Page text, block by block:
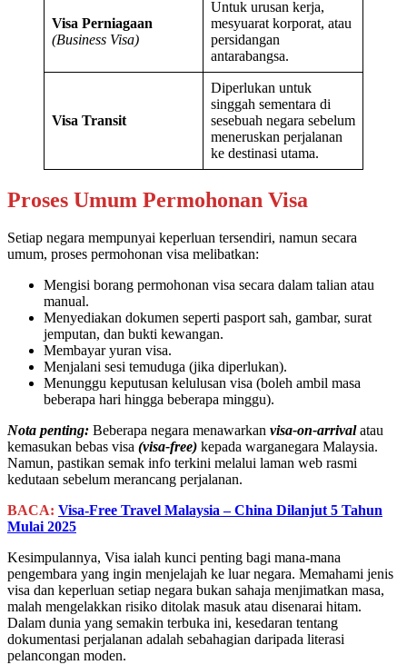
Visa Perniagaan
(Business Visa)
Untuk urusan kerja,
mesyuarat korporat, atau
persidangan
antarabangsa.
Visa Transit
Diperlukan untuk
singgah sementara di
sesebuah negara sebelum
meneruskan perjalanan
ke destinasi utama.
Proses Umum Permohonan Visa
Setiap negara mempunyai keperluan tersendiri, namun secara
umum, proses permohonan visa melibatkan:
Mengisi borang permohonan visa secara dalam talian atau
manual.
Menyediakan dokumen seperti pasport sah, gambar, surat
jemputan, dan bukti kewangan.
Membayar yuran visa.
Menjalani sesi temuduga (jika diperlukan).
Menunggu keputusan kelulusan visa (boleh ambil masa
beberapa hari hingga beberapa minggu).
Nota penting: Beberapa negara menawarkan visa-on-arrivalatau
kemasukan bebas visa (visa-free) kepada warganegara Malaysia.
Namun, pastikan semak info terkini melalui laman web rasmi
kedutaan sebelum merancang perjalanan.
BACA: Visa-Free Travel Malaysia – China Dilanjut 5 Tahun
Mulai 2025
Kesimpulannya, Visa ialah kunci penting bagi mana-mana
pengembara yang ingin menjelajah ke luar negara. Memahami jenis
visa dan keperluan setiap negara bukan sahaja menjimatkan masa,
malah mengelakkan risiko ditolak masuk atau disenarai hitam.
Dalam dunia yang semakin terbuka ini, kesedaran tentang
dokumentasi perjalanan adalah sebahagian daripada literasi
pelancongan moden.